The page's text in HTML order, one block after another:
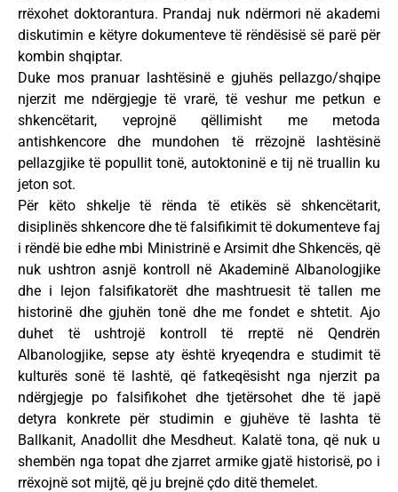
rrëxohet doktorantura. Prandaj nuk ndërmori në akademi
diskutimin e këtyre dokumenteve të rëndësisë së parë për
kombin shqiptar.
Duke mos pranuar lashtësinë e gjuhës pellazgo/shqipe
njerzit me ndërgjegje të vrarë, të veshur me petkun e
shkencëtarit, veprojnë qëllimisht me metoda
antishkencore dhe mundohen të rrëzojnë lashtësinë
pellazgjike të popullit tonë, autoktoninë e tij në truallin ku
jeton sot.
Për këto shkelje të rënda të etikës së shkencëtarit,
disiplinës shkencore dhe të falsifikimit të dokumenteve faj
i rëndë bie edhe mbi Ministrinë e Arsimit dhe Shkencës, që
nuk ushtron asnjë kontroll në Akademinë Albanologjike
dhe i lejon falsifikatorët dhe mashtruesit të tallen me
historinë dhe gjuhën tonë dhe me fondet e shtetit. Ajo
duhet të ushtrojë kontroll të rreptë në Qendrën
Albanologjike, sepse aty është kryeqendra e studimit të
kulturës sonë të lashtë, që fatkeqësisht nga njerzit pa
ndërgjegje po falsifikohet dhe tjetërsohet dhe të japë
detyra konkrete për studimin e gjuhëve të lashta të
Ballkanit, Anadollit dhe Mesdheut. Kalatë tona, që nuk u
shembën nga topat dhe zjarret armike gjatë historisë, po i
rrëxojnë sot mijtë, që ju brejnë çdo ditë themelet.